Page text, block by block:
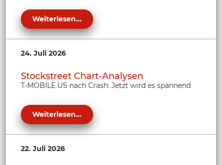
Weiterlesen...
24. Juli 2026
Stockstreet Chart-Analysen
T-MOBILE US nach Crash: Jetzt wird es spannend
Weiterlesen...
22. Juli 2026